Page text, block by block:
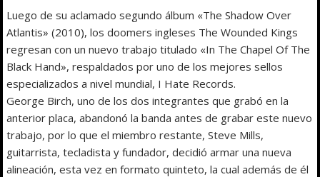
Luego de su aclamado segundo álbum «The Shadow Over
Atlantis» (2010), los doomers ingleses The Wounded Kings
regresan con un nuevo trabajo titulado «In The Chapel Of The
Black Hand», respaldados por uno de los mejores sellos
especializados a nivel mundial, I Hate Records.
George Birch, uno de los dos integrantes que grabó en la
anterior placa, abandonó la banda antes de grabar este nuevo
trabajo, por lo que el miembro restante, Steve Mills,
guitarrista, tecladista y fundador, decidió armar una nueva
alineación, esta vez en formato quinteto, la cual además de él